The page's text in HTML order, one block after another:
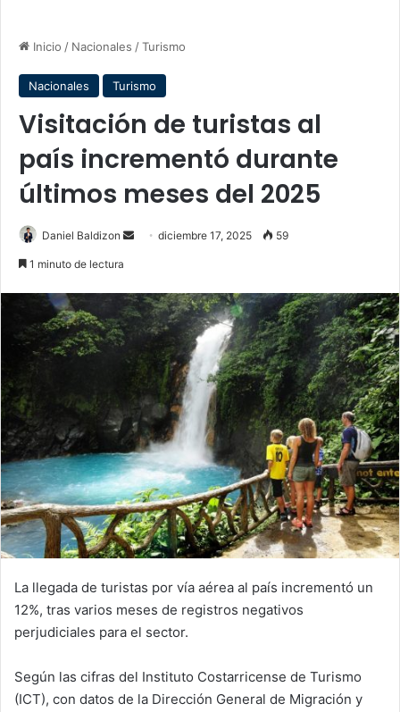
Inicio / Nacionales /Turismo
Nacionales Turismo
Visitación de turistas al
país incrementó durante
últimos meses del 2025
Daniel Baldizon
Senddiciembre 17, 2025 59
1 minuto de lectura
La llegada de turistas por vía aérea al país incrementó un
12%, tras varios meses de registros negativos
perjudiciales para el sector.
Según las cifras del Instituto Costarricense de Turismo
(ICT), con datos de la Dirección General de Migración y